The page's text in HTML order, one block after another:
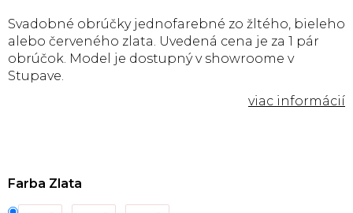
Farba Zlata
Svadobné obrúčky jednofarebné zo žltého, bieleho
alebo červeného zlata. Uvedená cena je za 1 pár
obrúčok. Model je dostupný v showroome v
Stupave.